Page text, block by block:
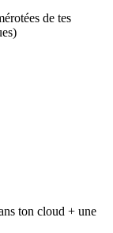
de tes
ton cloud + une